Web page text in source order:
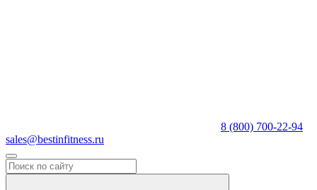
8 (800) 700-22-94
sales@bestinfitness.ru